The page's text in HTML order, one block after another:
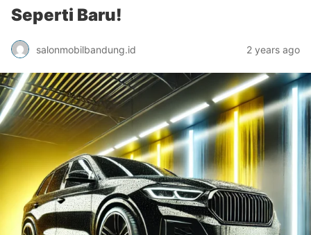
Seperti Baru!
salonmobilbandung.id 2 years ago